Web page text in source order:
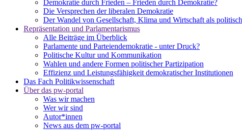
Demokratie durch Frieden – Frieden durch Demokratie?
Die Versprechen der liberalen Demokratie
Der Wandel von Gesellschaft, Klima und Wirtschaft als
Repräsentation und Parlamentarismus
Alle Beiträge im Überblick
Parlamente und Parteiendemokratie - unter Druck?
Politische Kultur und Kommunikation
Wahlen und andere Formen politischer Partizipation
Effizienz und Leistungsfähigkeit demokratischer Institutionen
Das Fach Politikwissenschaft
Über das pw-portal
Was wir machen
Wer wir sind
Autor*innen
News aus dem pw-portal